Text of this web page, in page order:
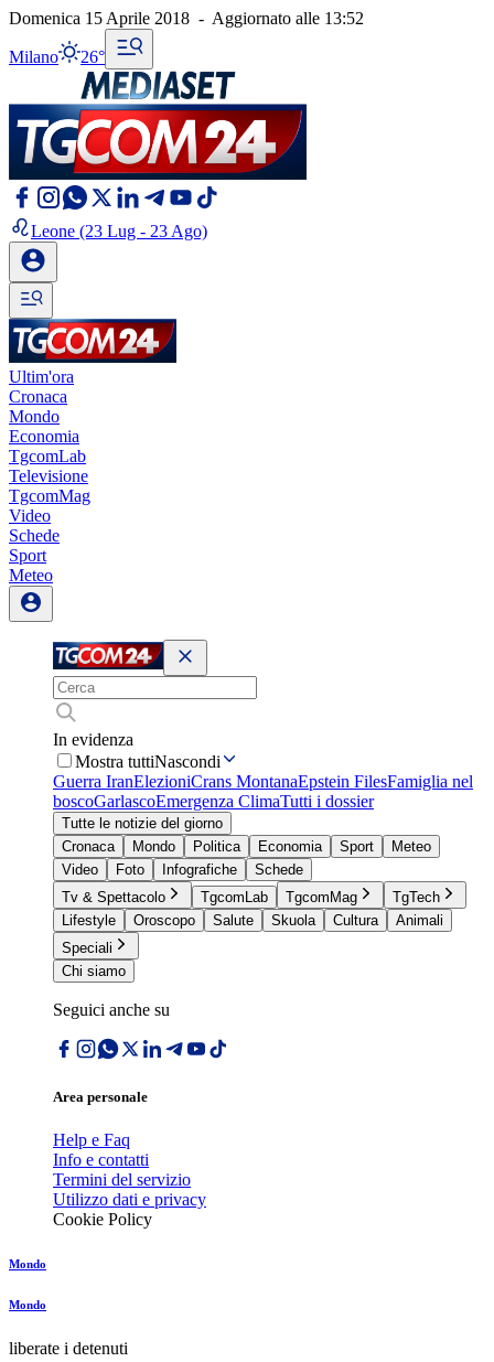
Domenica 15 Aprile 2018 - Aggiornato alle 13:52
Milano 26°
Leone (23 Lug - 23 Ago)
Ultim'ora
Cronaca
Mondo
Economia
TgcomLab
Televisione
TgcomMag
Video
Schede
Sport
Meteo
In evidenza
Mostra tuttiNascondi
Guerra IranElezioniCrans MontanaEpstein FilesFamiglia nel
boscoGarlascoEmergenza ClimaTutti i dossier
Tutte le notizie del giorno
Cronaca
Mondo Politica Economia Sport
Meteo
Video
Foto Infografiche
Schede
Tv & Spettacolo
TgcomLab TgcomMag
TgTech
Lifestyle
Oroscopo Salute Skuola Cultura
Animali
Speciali
Chi siamo
Seguici anche su
Area personale
Help e Faq
Info e contatti
Termini del servizio
Utilizzo dati e privacy
Cookie Policy
Mondo
Mondo
liberate i detenuti